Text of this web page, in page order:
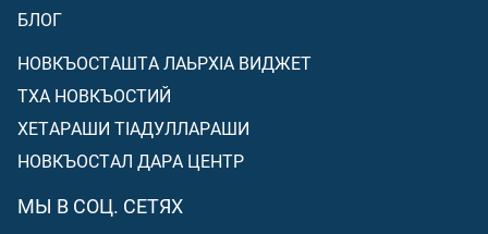
БЛОГ
НОВКЪОСТАШТА ЛАЬРХIА ВИДЖЕТ
ТХА НОВКЪОСТИЙ
ХЕТАРАШИ ТIАДУЛЛАРАШИ
НОВКЪОСТАЛ ДАРА ЦЕНТР
МЫ В СОЦ. СЕТЯХ